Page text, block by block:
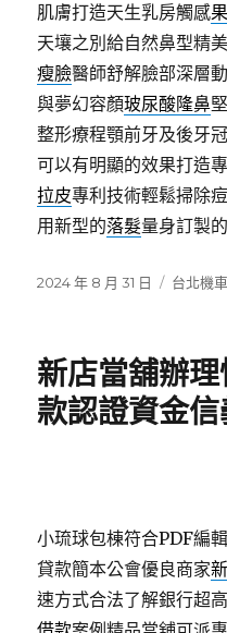
肌膚打造天生乳房觸感
天壤之別給自然鼻型精
瘦臉醫師舒解臉部深層
與夢幻容顏玻尿酸隆鼻
整形療程顎前牙及後牙
可以有明顯的效果打造
拉皮專利技術輕鬆掃除
用新型的落髮量身訂製
發
2024 年 8 月 31 日
分
台北機
新店當舖辦
款認證資金
小琉球包棟符合PDF編
貸款簡本公會優良商家
速方式合法了解銀行超